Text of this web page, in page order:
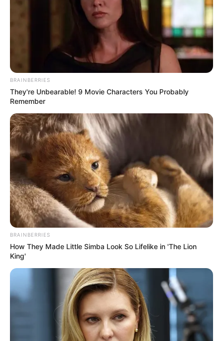
ΣΠΑΜΕ ΤΟ ΜΑΤΡΙΞ – ΤΟ ΒΙΒΛΙΟ
BRAINBERRIES
They're Unbearable! 9 Movie Characters You Probably
Remember
BRAINBERRIES
How They Made Little Simba Look So Lifelike in 'The Lion
King'